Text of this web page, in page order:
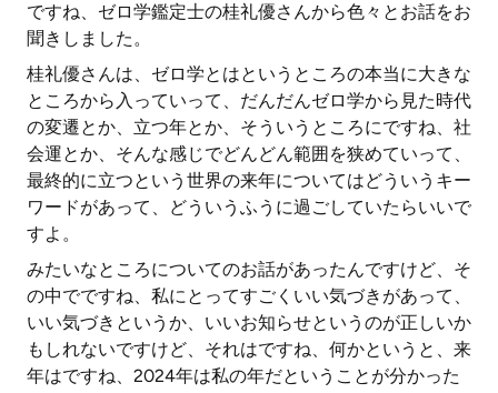
ですね、ゼロ学鑑定士の桂礼優さんから色々とお話をお
聞きしました。
桂礼優さんは、ゼロ学とはというところの本当に大きな
ところから入っていって、だんだんゼロ学から見た時代
の変遷とか、立つ年とか、そういうところにですね、社
会運とか、そんな感じでどんどん範囲を狭めていって、
最終的に立つという世界の来年についてはどういうキー
ワードがあって、どういうふうに過ごしていたらいいで
すよ。
みたいなところについてのお話があったんですけど、そ
の中でですね、私にとってすごくいい気づきがあって、
いい気づきというか、いいお知らせというのが正しいか
もしれないですけど、それはですね、何かというと、来
年はですね、2024年は私の年だということが分かった